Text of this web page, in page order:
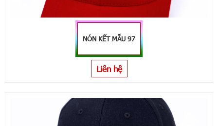
NÓN KẾT MẪU 97
Liên hệ